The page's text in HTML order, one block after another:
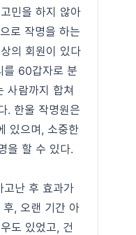
민을 하지 않아
로 작명을 하는
의 회원이 있다
를 60갑자로 분
사람까지 합쳐
. 한울 작명원은
있으며, 소중한
을 할 수 있다.
고난 후 효과가
, 오랜 기간 아
도 있었고, 건